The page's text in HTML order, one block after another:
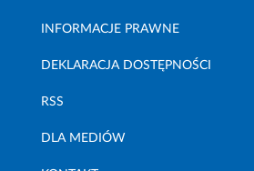
INFORMACJE PRAWNE
DEKLARACJA DOSTĘPNOŚCI
RSS
DLA MEDIÓW